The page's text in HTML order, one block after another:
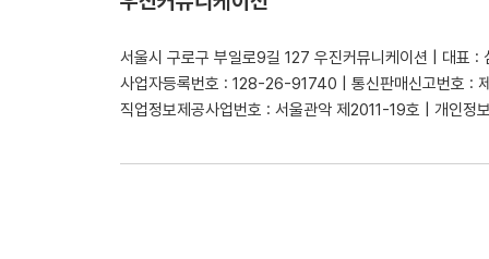
서울시 구로구 부일로9길 127 우진커뮤니케이션 | 대표 :
사업자등록번호 : 128-26-91740 | 통신판매신고번호 :
직업정보제공사업번호 : 서울관악 제2011-19호 | 개인정